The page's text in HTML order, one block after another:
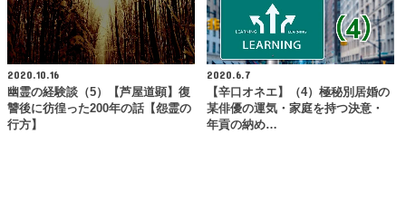
2020.10.16
幽霊の経験談（5）【芦屋道顕】復
讐後に彷徨った200年の話【怨霊の
行方】
2020.6.7
【辛口オネエ】（4）極秘別居婚の
某俳優の運気・家庭を持つ決意・
年貢の納め…